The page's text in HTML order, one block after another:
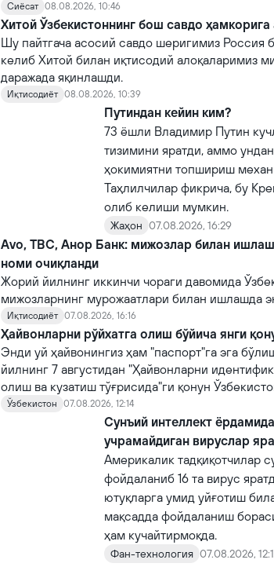
Сиёсат 08.08.2026, 10:46
Хитой Ўзбекистоннинг бош савдо ҳамкорига
Шу пайтгача асосий савдо шеригимиз Россия
келиб Хитой билан иқтисодий алоқаларимиз
даражада яқинлашди.
Иқтисодиёт 08.08.2026, 10:39
Путиндан кейин ким?
73 ёшли Владимир Путин
тизимини яратди, аммо
ҳокимиятни топшириш
Таҳлилчилар фикрича, бу
олиб келиши мумкин.
Жаҳон 07.08.2026, 16:29
Avo, TBC, Анор Банк: мижозлар билан
номи очиқланди
Жорий йилнинг иккинчи чораги давомида
мижозларнинг мурожаатлари билан ишлашда
кўрсаткичларга эга 10 та тижорий банклар
Иқтисодиёт 07.08.2026, 16:16
Ҳайвонларни рўйхатга олиш бўйича янги
Энди уй ҳайвонингиз ҳам "паспорт"га эга
йилнинг 7 августидан "Ҳайвонларни
олиш ва кузатиш тўғрисида"ги қонун
кирди.
Ўзбекистон 07.08.2026, 12:14
Сунъий интеллект
учрамайдиган вируслар
Америкалик тадқиқотчилар
фойдаланиб 16 та вирус
ютуқларга умид уйғотиш
мақсадда фойдаланиш
ҳам кучайтирмоқда.
Фан-технология 07.08.2026,